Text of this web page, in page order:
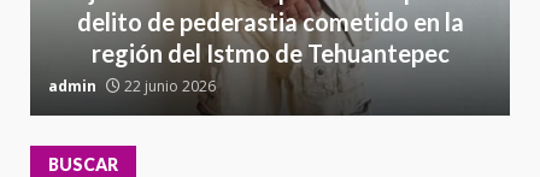
delito de pederastia cometido en la
región del Istmo de Tehuantepec
admin 22 junio 2026
BUSCAR